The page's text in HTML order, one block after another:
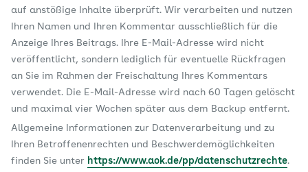
auf anstößige Inhalte überprüft. Wir verarbeiten und nutzen
Ihren Namen und Ihren Kommentar ausschließlich für die
Anzeige Ihres Beitrags. Ihre E-Mail-Adresse wird nicht
veröffentlicht, sondern lediglich für eventuelle Rückfragen
an Sie im Rahmen der Freischaltung Ihres Kommentars
verwendet. Die E-Mail-Adresse wird nach 60 Tagen gelöscht
und maximal vier Wochen später aus dem Backup entfernt.
Allgemeine Informationen zur Datenverarbeitung und zu
Ihren Betroffenenrechten und Beschwerdemöglichkeiten
finden Sie unter https://www.aok.de/pp/datenschutzrechte.